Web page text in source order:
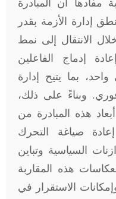
أن المبادرة
إدارة الأزمة بقدر
الانتقال إلى نمط
إدماج الفاعلين
بما يتيح إدارة
وبناءً على ذلك،
هذه المبادرة من
صياغة التحرك
السياسية وتباين
هذه المقاربة
الاستقرار في